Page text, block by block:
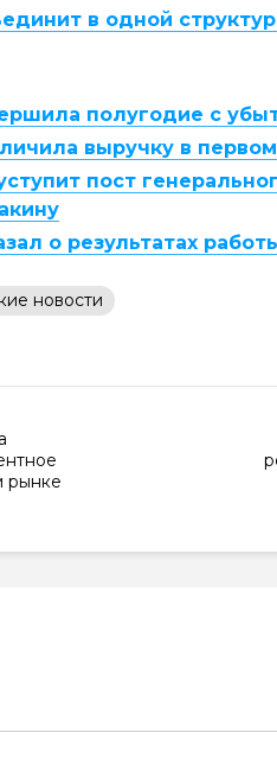
в одной
полугодие с
выручку в
пост
о результатах
новости
рынке